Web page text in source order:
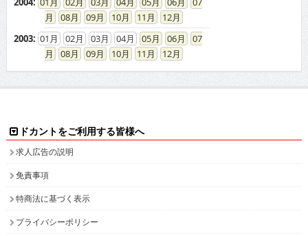
08
09 10 11
12
2003: 01 02 03 04 05 06
07
08
09 10 11 12
ドカントをご利用する皆様へ
求人広告の説明
免責事項
特商法に基づく表示
プライバシーポリシー